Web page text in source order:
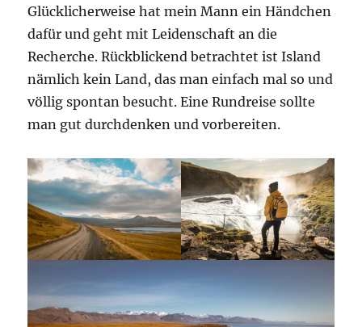
Glücklicherweise hat mein Mann ein Händchen
dafür und geht mit Leidenschaft an die
Recherche. Rückblickend betrachtet ist Island
nämlich kein Land, das man einfach mal so und
völlig spontan besucht. Eine Rundreise sollte
man gut durchdenken und vorbereiten.